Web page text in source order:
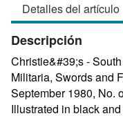
Detalles del artículo
Descripción
Christie&#39;s -
Militaria, Swords and
September 1980, No.
Illustrated in black